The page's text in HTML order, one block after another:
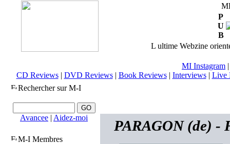
P
U
B
L ultime Webzine
MI Instagram
CD Reviews| DVD Reviews| Book Reviews| Interviews| Live
Rechercher sur M-I
Avancee | Aidez-moi
M-I Membres
PARAGON (de) -